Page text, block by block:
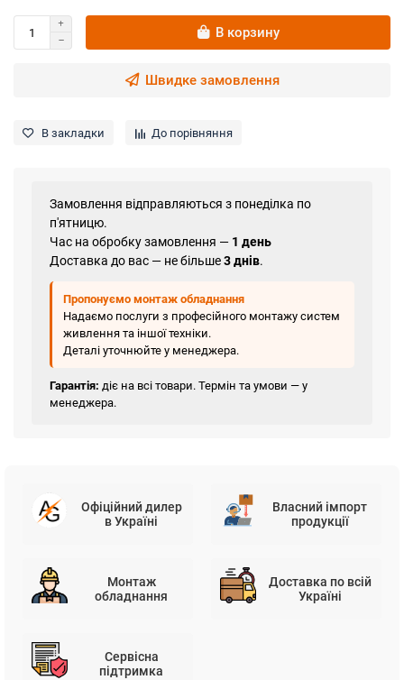
В корзину
Швидке замовлення
В закладки До порівняння
Замовлення відправляються з понеділка по
п'ятницю.
Час на обробку замовлення — 1 день
Доставка до вас — не більше3 днів.
Пропонуємо монтаж обладнання
Надаємо послуги з професійного монтажу систем
живлення та іншої техніки.
Деталі уточнюйте у менеджера.
Гарантія: діє на всі товари. Термін та умови — у
менеджера.
Офіційний дилер
в Україні
Власний імпорт
продукції
Монтаж
обладнання
Доставка по всій
Україні
Сервісна
підтримка